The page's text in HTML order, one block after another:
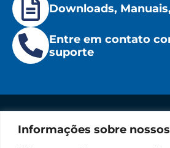
Informações sobre
Downloads,
Entre em contato
suporte
Marca
PolíticasInstitucional